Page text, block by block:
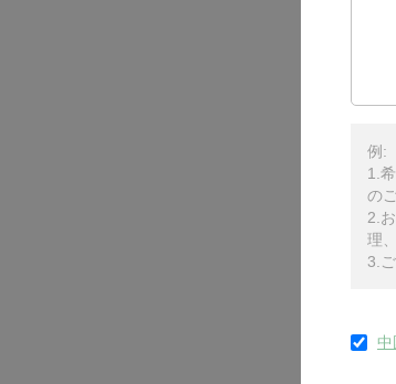
例:
1.
の
2.
理
3.
中